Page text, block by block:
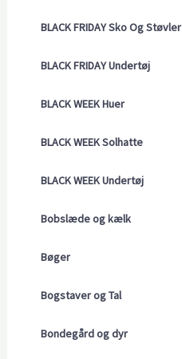
BLACK FRIDAY Sko Og Støvler
BLACK FRIDAY Undertøj
BLACK WEEK Huer
BLACK WEEK Solhatte
BLACK WEEK Undertøj
Bobslæde og kælk
Bøger
Bogstaver og Tal
Bondegård og dyr